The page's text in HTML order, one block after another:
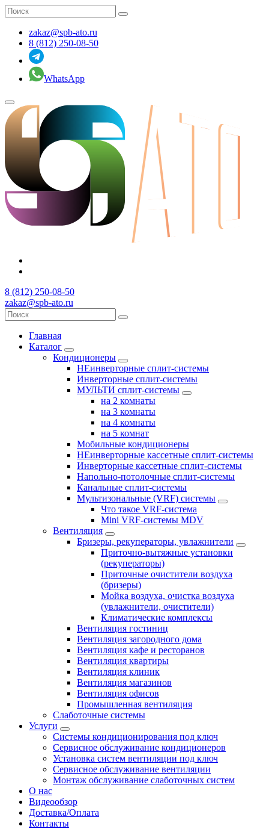
zakaz@spb-ato.ru
8 (812) 250-08-50
WhatsApp
8 (812) 250-08-50
zakaz@spb-ato.ru
Главная
Каталог
Кондиционеры
НЕинверторные сплит-системы
Инверторные сплит-системы
МУЛЬТИ сплит-системы
на 2 комнаты
на 3 комнаты
на 4 комнаты
на 5 комнат
Мобильные кондиционеры
НЕинверторные кассетные сплит-системы
Инверторные кассетные сплит-системы
Напольно-потолочные сплит-системы
Канальные сплит-системы
Мультизональные (VRF) системы
Что такое VRF-система
Mini VRF-системы MDV
Вентиляция
Бризеры, рекуператоры, увлажнители
Приточно-вытяжные установки
(рекуператоры)
Приточные очистители воздуха
(бризеры)
Мойка воздуха, очистка воздуха
(увлажнители, очистители)
Климатические комплексы
Вентиляция гостиниц
Вентиляция загородного дома
Вентиляция кафе и ресторанов
Вентиляция квартиры
Вентиляция клиник
Вентиляция магазинов
Вентиляция офисов
Промышленная вентиляция
Слаботочные системы
Услуги
Системы кондиционирования под ключ
Сервисное обслуживание кондиционеров
Установка систем вентиляции под ключ
Сервисное обслуживание вентиляции
Монтаж обслуживание слаботочных систем
О нас
Видеообзор
Доставка/Оплата
Контакты